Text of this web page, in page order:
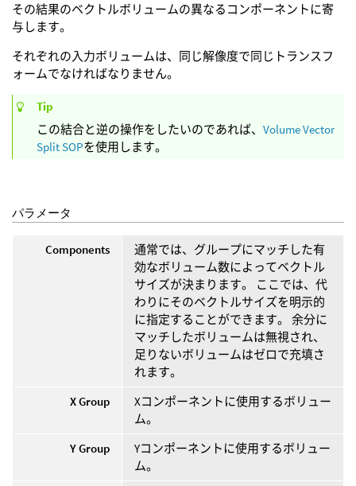
その結果のベクトルボリュームの異なるコンポーネントに寄
与します。
それぞれの入力ボリュームは、同じ解像度で同じトランスフ
ォームでなければなりません。
Tip
この結合と逆の操作をしたいのであれば、 Volume Vector
Split SOPを使用します。
パラメータ
Components
通常では、グループにマッチした有
効なボリューム数によってベクトル
サイズが決まります。 ここでは、代
わりにそのベクトルサイズを明示的
に指定することができます。 余分に
マッチしたボリュームは無視され、
足りないボリュームはゼロで充填さ
れます。
X Group
Xコンポーネントに使用するボリュー
ム。
Y Group
Yコンポーネントに使用するボリュー
ム。